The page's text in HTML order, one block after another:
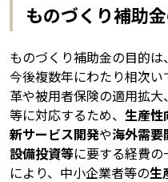
ものづくり補助
ものづくり補助金の目的
今後複数年にわたり相次
革や被用者保険の適用拡大
等に対応するため、 生産性
新サービス開発や海外需
設備投資等に要する経費
により、中小企業者等の生